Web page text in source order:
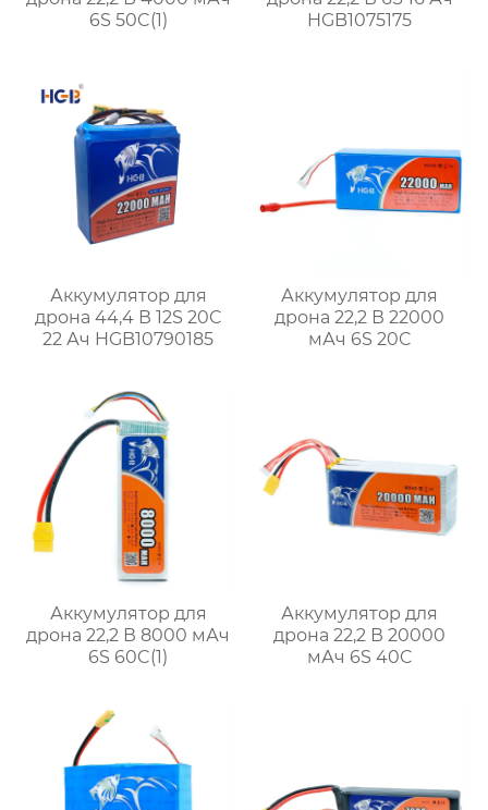
6S 50C(1)
HGB1075175
Аккумулятор для
дрона 44,4 В 12S 20C
22 Ач HGB10790185
Аккумулятор для
дрона 22,2 В 22000
мАч 6S 20C
Аккумулятор для
дрона 22,2 В 8000 мАч
6S 60C(1)
Аккумулятор для
дрона 22,2 В 20000
мАч 6S 40C